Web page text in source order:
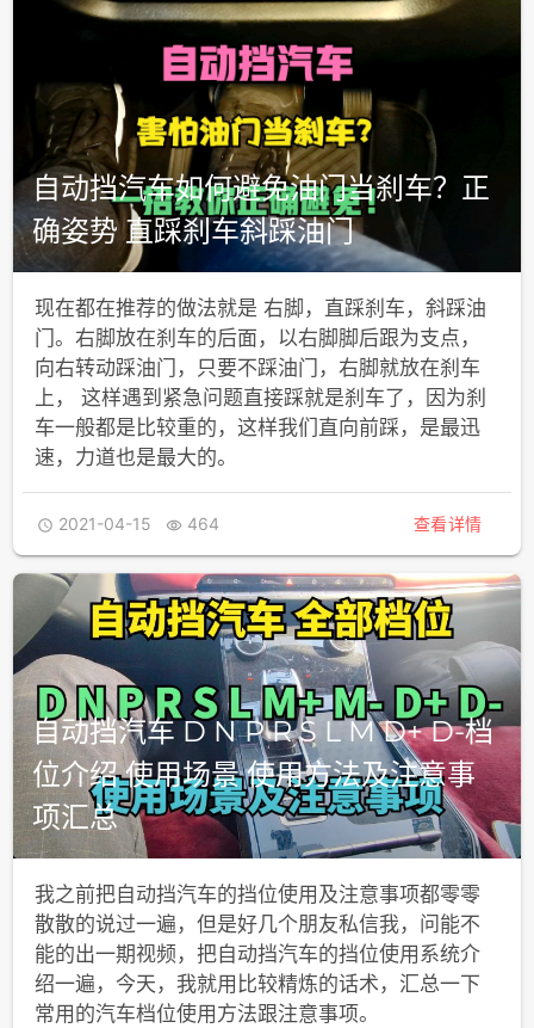
自动挡汽车如何避免油门当刹车？正
确姿势 直踩刹车斜踩油门
现在都在推荐的做法就是 右脚，直踩刹车，斜踩油
门。右脚放在刹车的后面，以右脚脚后跟为支点，
向右转动踩油门，只要不踩油门，右脚就放在刹车
上， 这样遇到紧急问题直接踩就是刹车了，因为刹
车一般都是比较重的，这样我们直向前踩，是最迅
速，力道也是最大的。
 2021-04-15  464 查看详情
自动挡汽车 D N P R S L M D+ D-档
位介绍 使用场景 使用方法及注意事
项汇总
我之前把自动挡汽车的挡位使用及注意事项都零零
散散的说过一遍，但是好几个朋友私信我，问能不
能的出一期视频，把自动挡汽车的挡位使用系统介
绍一遍，今天，我就用比较精炼的话术，汇总一下
常用的汽车档位使用方法跟注意事项。